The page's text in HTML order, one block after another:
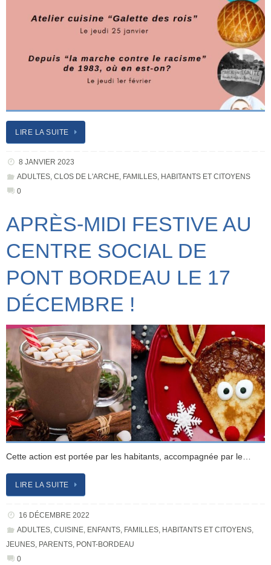
LIRE LA SUITE
8 JANVIER 2023
ADULTES, CLOS DE L'ARCHE, FAMILLES, HABITANTS ET CITOYENS
0
APRÈS-MIDI FESTIVE AU
CENTRE SOCIAL DE
PONT BORDEAU LE 17
DÉCEMBRE !
Cette action est portée par les habitants, accompagnée par le…
LIRE LA SUITE
16 DÉCEMBRE 2022
ADULTES, CUISINE, ENFANTS, FAMILLES, HABITANTS ET CITOYENS,
JEUNES PARENTS PONT-BORDEAU
0